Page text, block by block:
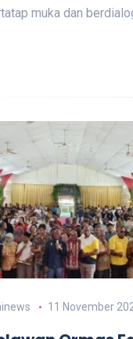
muka dan
11 November